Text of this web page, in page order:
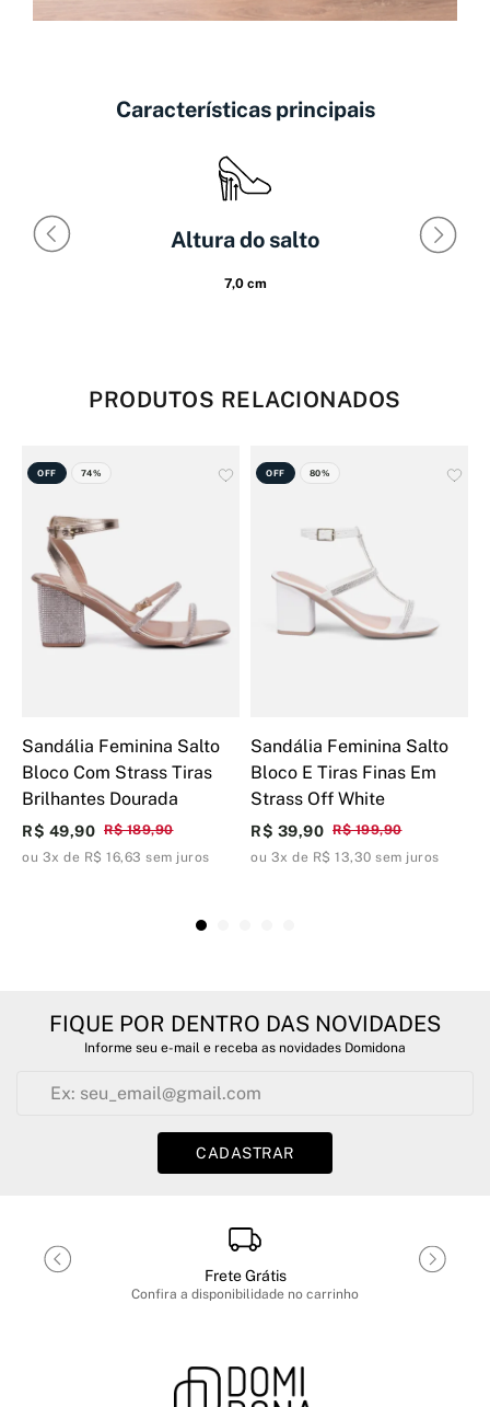
Características principais
Altura do salto
7,0 cm
PRODUTOS RELACIONADOS
OFF 74%
Sandália Feminina Salto
Bloco Com Strass Tiras
Brilhantes Dourada
R$ 189,90
R$ 49,90
ou 3x de R$ 16,63 sem juros
OFF 80%
Sandália Feminina Salto
Bloco E Tiras Finas Em
Strass Off White
R$ 199,90
R$ 39,90
ou 3x de R$ 13,30 sem juros
FIQUE POR DENTRO DAS NOVIDADES
Informe seu e-mail e receba as novidades Domidona
CADASTRAR
Frete Grátis
Confira a disponibilidade no carrinho